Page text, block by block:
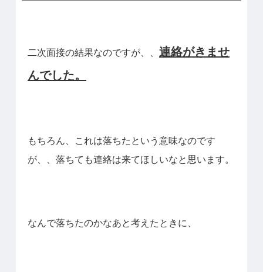
二次面接の結果なのですが、、 連絡がきませ
んでした。
もちろん、これは落ちたという意味なのです
が、、落ちても連絡は来てほしいなと思います。
なんで落ちたのかなあと考えたときに、